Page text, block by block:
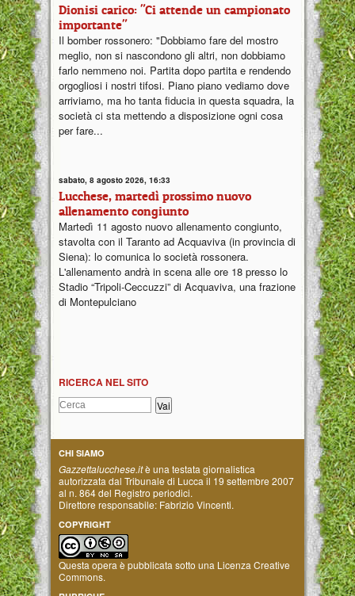
Dionisi carico: "Ci attende un campionato
importante"
Il bomber rossonero: "Dobbiamo fare del mostro
meglio, non si nascondono gli altri, non dobbiamo
farlo nemmeno noi. Partita dopo partita e rendendo
orgogliosi i nostri tifosi. Piano piano vediamo dove
arriviamo, ma ho tanta fiducia in questa squadra, la
società ci sta mettendo a disposizione ogni cosa
per fare...
sabato, 8 agosto 2026, 16:33
Lucchese, martedì prossimo nuovo
allenamento congiunto
Martedì 11 agosto nuovo allenamento congiunto,
stavolta con il Taranto ad Acquaviva (in provincia di
Siena): lo comunica lo società rossonera.
L'allenamento andrà in scena alle ore 18 presso lo
Stadio “Tripoli-Ceccuzzi” di Acquaviva, una frazione
di Montepulciano
RICERCA NEL SITO
CHI SIAMO
Gazzettalucchese.itè una testata giornalistica
autorizzata dal Tribunale di Lucca il 19 settembre 2007
al n. 864 del Registro periodici.
Direttore responsabile: Fabrizio Vincenti.
COPYRIGHT
Questa opera è pubblicata sotto una Licenza Creative
Commons.